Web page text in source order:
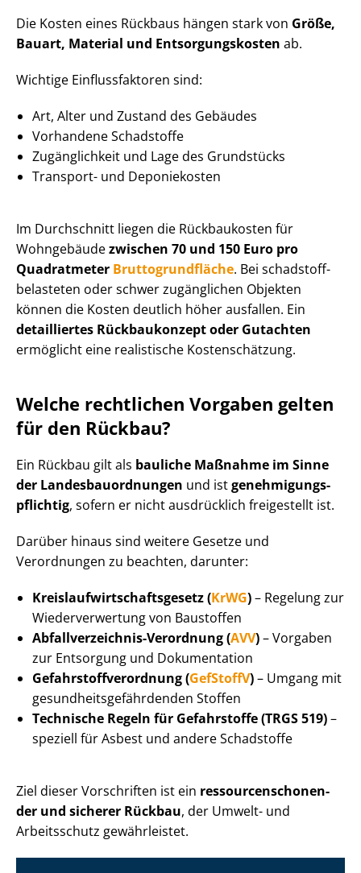
Die Kosten eines Rückbaus hängen stark von Größe,
Bauart, Material und Ent­sor­gungs­kos­ten ab.
Wichtige Ein­fluss­fak­to­ren sind:
Art, Alter und Zustand des Gebäudes
Vorhandene Schadstoffe
Zugänglichkeit und Lage des Grundstücks
Transport- und Deponiekosten
Im Durchschnitt liegen die Rückbaukosten für
Wohngebäudezwischen 70 und 150 Euro pro
Quadratmeter Brut­to­grund­flä­che. Bei schad­stoff­
be­las­te­ten oder schwer zugänglichen Objekten
können die Kosten deutlich höher ausfallen. Ein
detailliertes Rückbaukonzept oder Gutachten
ermöglicht eine realistische Kostenschätzung.
Welche rechtlichen Vorgaben gelten
für den Rückbau?
Ein Rückbau gilt als bauliche Maßnahme im Sinne
der Lan­des­bau­ord­nun­gen und istge­neh­mi­gungs­
pflich­tig, sofern er nicht ausdrücklich freigestellt ist.
Darüber hinaus sind weitere Gesetze und
Verordnungen zu beachten, darunter:
Kreis­lauf­wirt­schafts­ge­setz (KrWG)– Regelung zur
Wie­der­ver­wer­tung von Baustoffen
Ab­fall­ver­zeich­nis-Verordnung (AVV)– Vorgaben
zur Entsorgung und Dokumentation
Ge­fahr­stoff­ver­ord­nung (GefStoffV)– Umgang mit
ge­sund­heits­ge­fähr­den­den Stoffen
Technische Regeln für Gefahrstoffe (TRGS 519)–
speziell für Asbest und andere Schadstoffe
Ziel dieser Vorschriften ist ein res­sour­cen­scho­nen­
der und sicherer Rückbau, der Umwelt- und
Arbeitsschutz gewährleistet.